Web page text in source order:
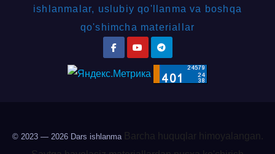
ishlanmalar, uslubiy qo'llanma va boshqa
qo'shimcha materiallar
© 2023 — 2026Dars ishlanmaBarcha huquqlar himoyalangan.